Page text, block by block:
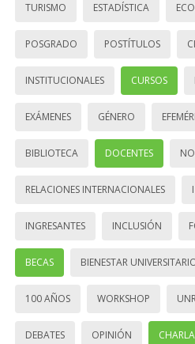
TURISMO ESTADÍSTICA
POSGRADO POSTÍTULOS
INSTITUCIONALES CURSOS
EXÁMENES GÉNERO
BIBLIOTECA DOCENTES
RELACIONES INTERNACIONALES
INGRESANTES INCLUSIÓN
BECAS BIENESTAR
100 AÑOS WORKSHOP
DEBATES OPINIÓN